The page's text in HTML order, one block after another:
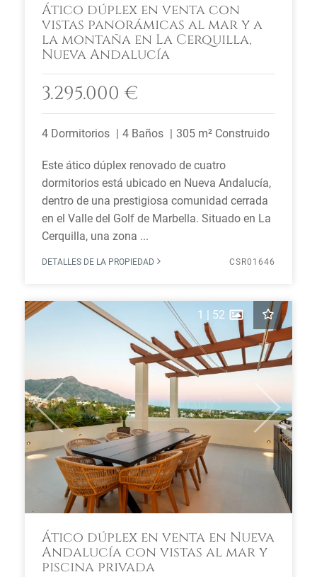
Ático dúplex en venta con
vistas panorámicas al mar y a
la montaña en La Cerquilla,
Nueva Andalucía
3.295.000 €
4 Dormitorios 4 Baños 305 m² Construido
Este ático dúplex renovado de cuatro
dormitorios está ubicado en Nueva Andalucía,
dentro de una prestigiosa comunidad cerrada
en el Valle del Golf de Marbella. Situado en La
Cerquilla, una zona ...
DETALLES DE LA PROPIEDAD CSR01646
Previous Next
1 | 52
Ático dúplex en venta en Nueva
Andalucía con vistas al mar y
piscina privada